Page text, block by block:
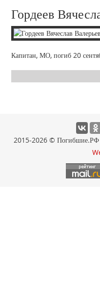
Гордеев
Капитан, МО, погиб 20
2015-2026 © Погибшие.РФ